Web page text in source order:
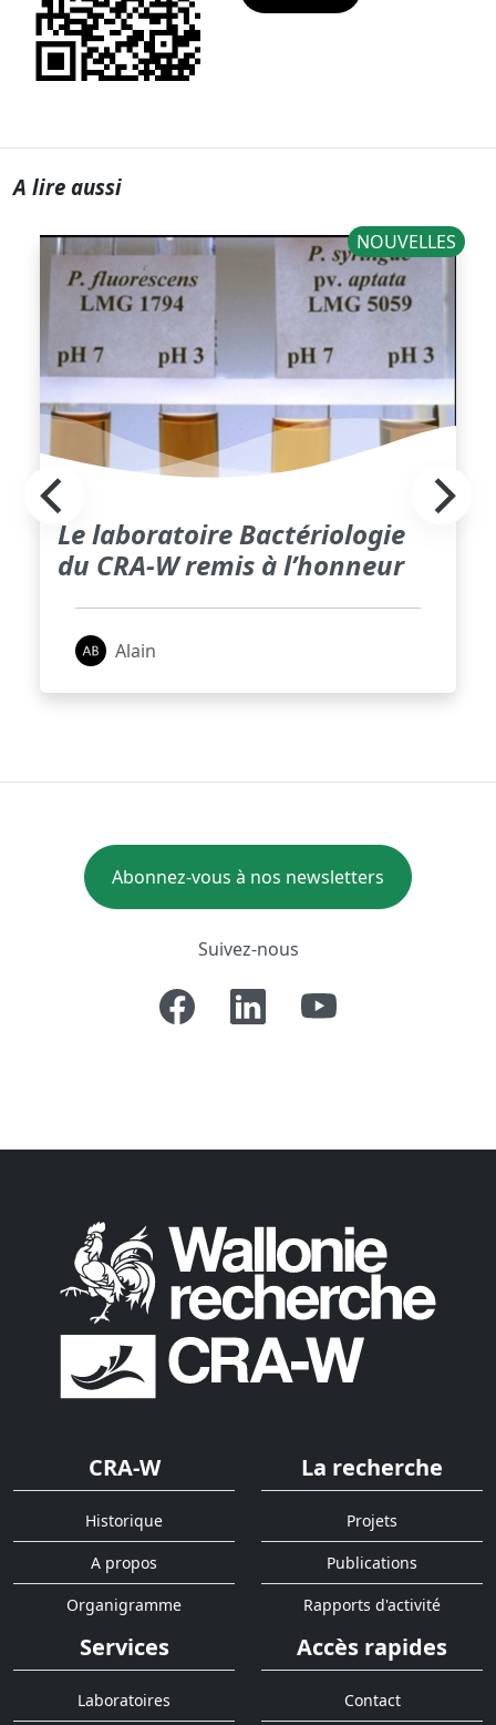
A lire aussi
NOUVELLES
Le laboratoire Bactériologie
du CRA-W remis à l’honneur
Alain
Abonnez-vous à nos newsletters
Suivez-nous
CRA-W
Historique
A propos
Organigramme
La recherche
Projets
Publications
Rapports d'activité
Services
Laboratoires
Accès rapides
Contact